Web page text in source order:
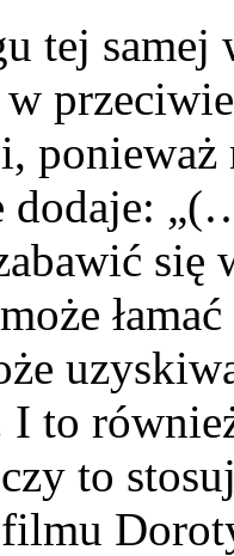
tej
to
to
filmu